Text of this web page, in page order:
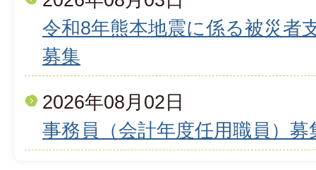
令和8年熊本地震に係る被災者
募集
2026年08月02日
事務員（会計年度任用職員）募